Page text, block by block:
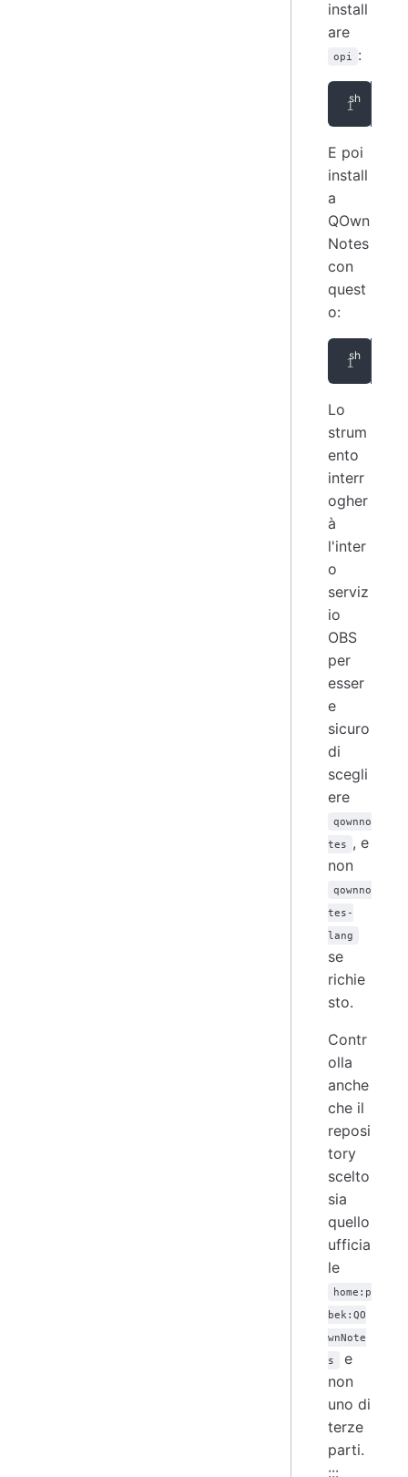
install
are
opi :
E poi
install
a
QOwn
Notes
con
quest
o:
Lo
strum
ento
interr
ogher
à
l'inter
o
serviz
io
OBS
per
esser
e
sicuro
di
scegli
ere
qownno
tes , e
non
qownno
tes-
lang
se
richie
sto.
Contr
olla
anche
che il
reposi
tory
scelto
sia
quello
ufficia
le
home:p
bek:QO
wnNote
s
e
non
uno di
terze
parti.
:::